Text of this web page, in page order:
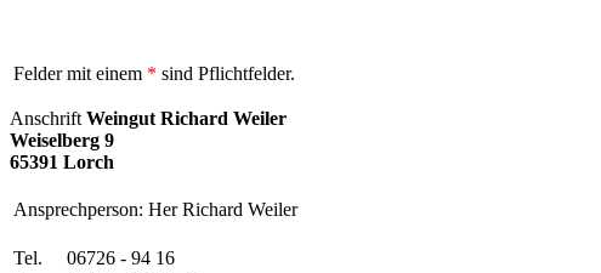
Felder mit einem * sind Pflichtfelder.
Anschrift Weingut Richard Weiler
Weiselberg 9
65391 Lorch
Ansprechperson: Her Richard Weiler
Tel.
06726 - 94 16